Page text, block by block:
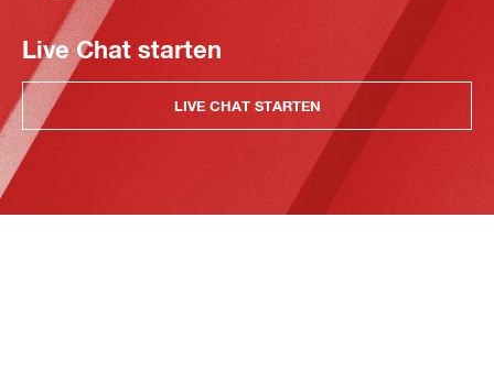
Live Chat starten
LIVE CHAT STARTEN